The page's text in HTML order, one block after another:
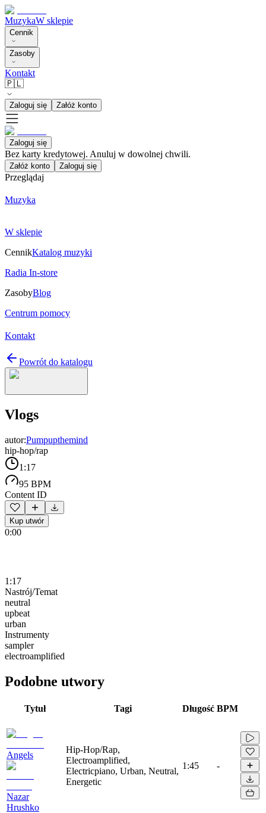
MuzykaW sklepie
Cennik
Zasoby
Kontakt
🇵🇱
Zaloguj się Załóż konto
Zaloguj się
Bez karty kredytowej. Anuluj w dowolnej chwili.
Załóż konto Zaloguj się
Przeglądaj
Muzyka
W sklepie
CennikKatalog muzyki
Radia In-store
ZasobyBlog
Centrum pomocy
Kontakt
Powrót do katalogu
Vlogs
autor:Pumpupthemind
hip-hop/rap
1:17
95 BPM
Content ID
Kup utwór
0:00
1:17
Nastrój/Temat
neutral
upbeat
urban
Instrumenty
sampler
electroamplified
Podobne utwory
Tytuł Tagi Długość BPM
Angels
Nazar
Hrushko
Hip-Hop/Rap,
Electroamplified,
Electricpiano, Urban, Neutral,
Energetic
1:45 -